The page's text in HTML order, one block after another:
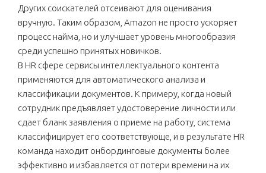
Других соискателей отсеивают для оценивания
вручную. Таким образом, Amazon не просто ускоряет
процесс найма, но и улучшает уровень многообразия
среди успешно принятых новичков.
В HR сфере сервисы интеллектуального контента
применяются для автоматического анализа и
классификации документов. К примеру, когда новый
сотрудник предъявляет удостоверение личности или
сдает бланк заявления о приеме на работу, система
классифицирует его соответствующе, и в результате HR
команда находит онбординговые документы более
эффективно и избавляется от потери времени на их